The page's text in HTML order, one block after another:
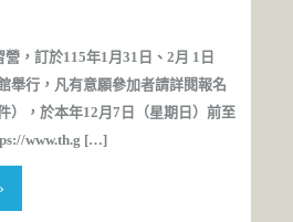
，訂於115年1月31日、2月 1日
舉行，凡有意願參加者請詳閱報名
），於本年12月7日（星期日）前至
www.th.g […]